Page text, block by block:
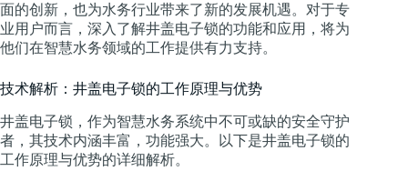
面的创新，也为水务行业带来了新的发展机遇。对于专
业用户而言，深入了解井盖电子锁的功能和应用，将为
他们在智慧水务领域的工作提供有力支持。
技术解析：井盖电子锁的工作原理与优势
井盖电子锁，作为智慧水务系统中不可或缺的安全守护
者，其技术内涵丰富，功能强大。以下是井盖电子锁的
工作原理与优势的详细解析。